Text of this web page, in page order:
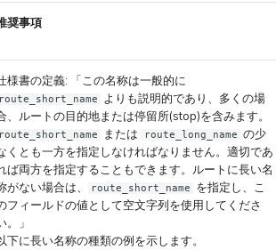
奨事項
様書の定義: この名称は一般的に
route_short_name
よりも説明的であり、多くの場
、ルートの目的地または停留所(stop)を含みます。
route_short_name または route_long_name の少
くとも一方を指定しなければなりません。適切であ
ば両方を指定することもできます。ルートに長い名
がない場合は、
route_short_name
を指定し、こ
フィールドの値として空文字列を使用してくださ
。
下に長い名称の種類の例を示します。